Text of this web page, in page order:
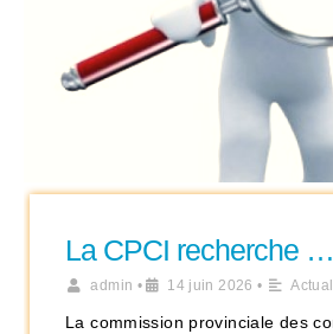
La CPCI recherche …
admin • 14 juin 2026 •
La commission provinciale des